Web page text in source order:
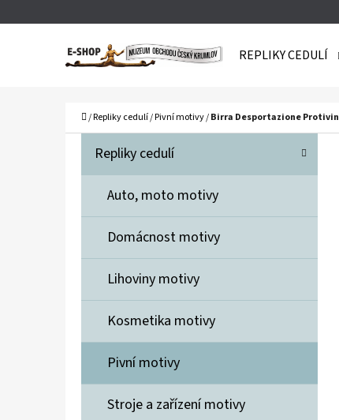
REPLIKY CEDULÍ
Domů
/Repliky cedulí/Pivní motivy/Birra Desportazione Protivin
N
Přeskočit
kategorie
G
R
E
Repliky cedulí
Auto, moto motivy
Domácnost motivy
Lihoviny motivy
Kosmetika motivy
Pivní motivy
Stroje a zařízení motivy
do
do
ELIDA MÝDLO 7 KVĚTIN